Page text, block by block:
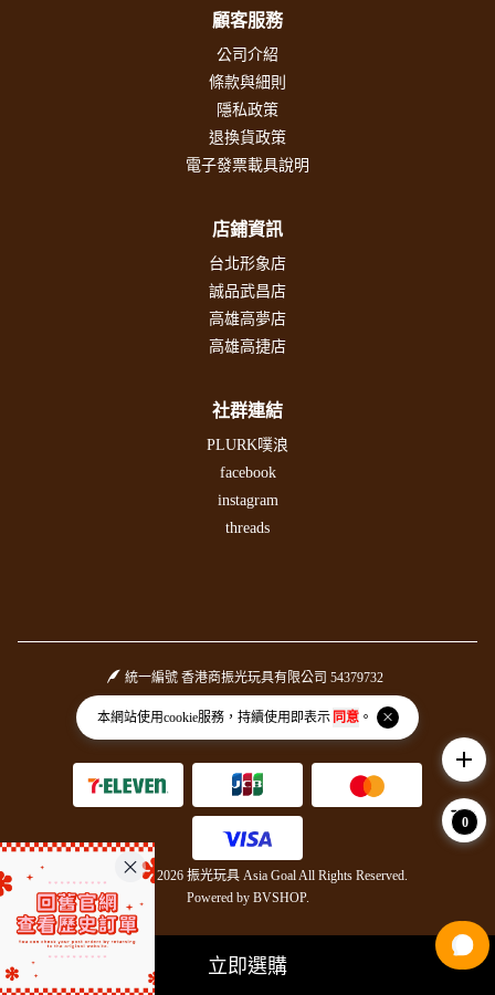
本網站使用cookie服務，持續使用即表示 同意。
立即選購
顧客服務
公司介紹
條款與細則
隱私政策
退換貨政策
電子發票載具說明
店鋪資訊
台北形象店
誠品武昌店
高雄高夢店
高雄高捷店
社群連結
PLURK噗浪
facebook
instagram
threads
統一編號 香港商振光玩具有限公司 54379732
Facebook pageInstagram page
Copyright © 2026 振光玩具 Asia Goal All Rights Reserved.
Powered by BVSHOP.
add
0